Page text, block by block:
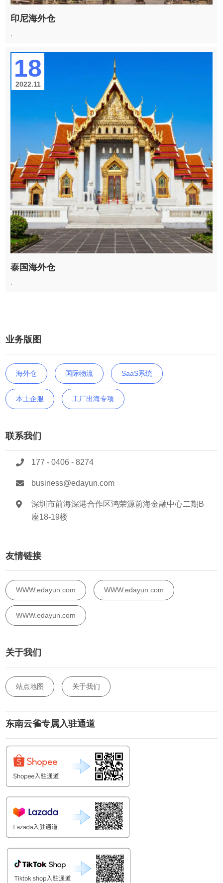
印尼海外仓
18
2022.11
泰国海外仓
业务版图
海外仓 国际物流 SaaS系统
本土企服 工厂出海专项
联系我们
177 - 0406 - 8274
business@edayun.com
深圳市前海深港合作区鸿荣源前海金融中心二期B
座18-19楼
友情链接
WWW.edayun.com WWW.edayun.com
WWW.edayun.com
关于我们
站点地图 关于我们
东南云雀专属入驻通道